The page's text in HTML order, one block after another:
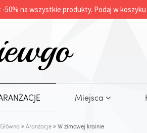
-50% na wszystkie produkty. Podaj w koszyku
Miejsca
Aranżacje W zimowej krainie